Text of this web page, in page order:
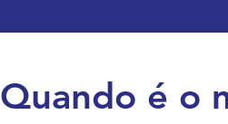
Quando é o